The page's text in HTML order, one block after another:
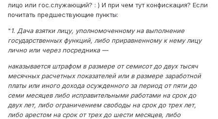
лицо или гос.служающий? : ) И при чем тут конфискация? Если
почитать предшествующие пункты:
"1. Дача взятки лицу, уполномоченному на выполнение
государственных функций, либо приравненному к нему лицу
лично или через посредника —
наказывается штрафом в размере от семисот до двух тысяч
месячных расчетных показателей или в размере заработной
платы или иного дохода осужденного за период от пяти до
семи месяцев либо исправительными работами на срок до
двух лет, либо ограничением свободы на срок до трех лет,
либо арестом на срок от трех до шести месяцев, либо